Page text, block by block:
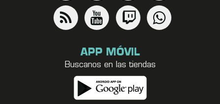
APP MÓVIL
Buscanos en las tiendas